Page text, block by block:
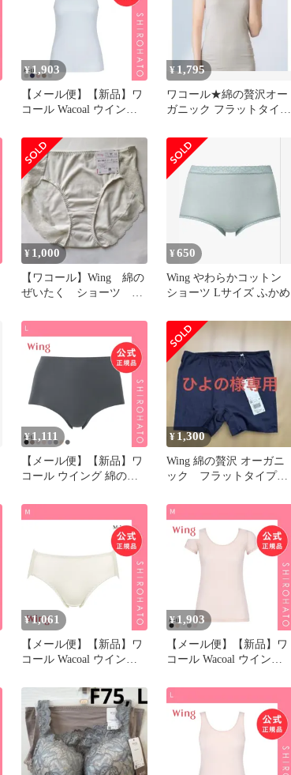
¥1,903
【メール便】【新品】ワ
コール Wacoal ウイング
ク フラット キャミソー
ル M L LL 吸汗速乾 抗菌
防臭 ひびきにくい(L)
¥1,795
ワコール★綿の贅沢オー
ガニック フラットタイプ
¥ 1,000
【ワコール】Wing 綿の
ぜいたく ショーツ
ン混
¥650
Wing やわらかコットン
ショーツ Lサイズ ふかめ
¥1,111
【メール便】【新品】ワ
コール ウイング 綿の贅
フラット ML 綿混 Wacoal
Wing(L)
¥ 1,300
Wing 綿の贅沢 オーガニ
ック フラットタイプ
¥1,061
【メール便】【新品】ワ
コール Wacoal ウイング
ク ショーツ ML コットン
綿混 天然素材 なめらか
(M)
¥1,903
【メール便】【新品】ワ
コール Wacoal ウイング
ック 2分 半袖 M L LL 吸
汗速乾 抗菌防臭(M)